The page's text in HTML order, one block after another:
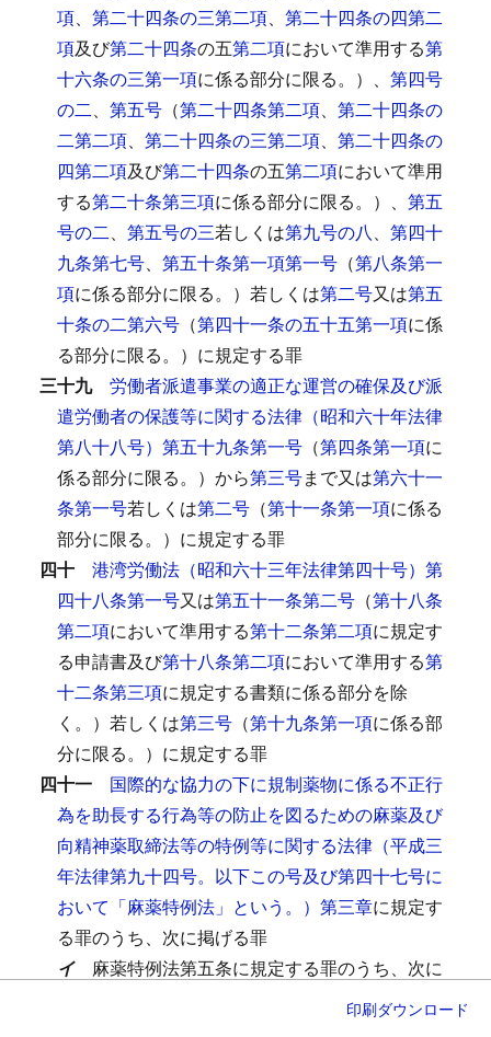
項、 第二十四条の三第二項、 第二十四条の四第二
項及び第二十四条の五第二項において準用する第
十六条の三第一項に係る部分に限る。）、 第四号
の二、 第五号 （第二十四条第二項、 第二十四条の
二第二項、 第二十四条の三第二項、 第二十四条の
四第二項及び第二十四条の五第二項において準用
する第二十条第三項に係る部分に限る。）、 第五
号の二、 第五号の三若しくは第九号の八、 第四十
九条第七号、 第五十条第一項第一号 （第八条第一
項に係る部分に限る。）若しくは第二号又は第五
十条の二第六号 （第四十一条の五十五第一項に係
る部分に限る。）に規定する罪
三十九 労働者派遣事業の適正な運営の確保及び派
遣労働者の保護等に関する法律（昭和六十年法律
第八十八号）第五十九条第一号 （第四条第一項に
係る部分に限る。）から第三号まで又は第六十一
条第一号若しくは第二号 （第十一条第一項に係る
部分に限る。）に規定する罪
四十 港湾労働法（昭和六十三年法律第四十号）第
四十八条第一号又は第五十一条第二号 （第十八条
第二項において準用する第十二条第二項に規定す
る申請書及び第十八条第二項において準用する第
十二条第三項に規定する書類に係る部分を除
く。）若しくは第三号 （第十九条第一項に係る部
分に限る。）に規定する罪
四十一 国際的な協力の下に規制薬物に係る不正行
為を助長する行為等の防止を図るための麻薬及び
向精神薬取締法等の特例等に関する法律（平成三
年法律第九十四号。以下この号及び第四十七号に
おいて「麻薬特例法」という。）第三章に規定す
る罪のうち、次に掲げる罪
イ 麻薬特例法第五条に規定する罪のうち、次に
印刷ダウンロード